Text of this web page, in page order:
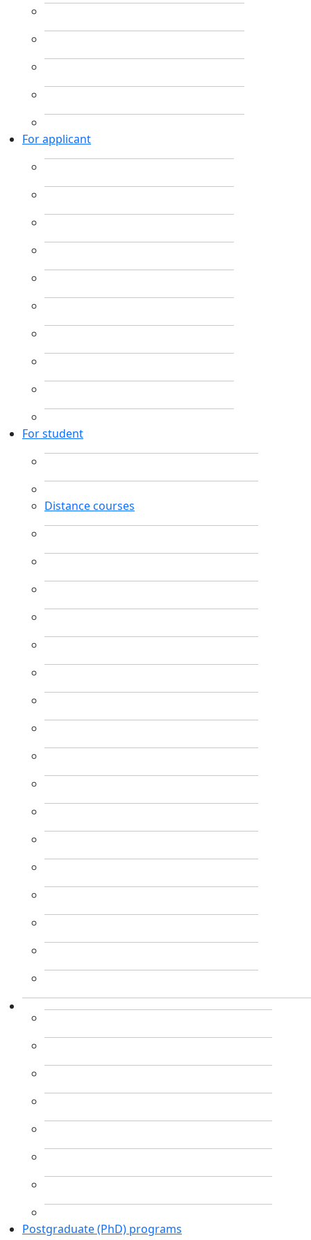
For applicant
For student
Distance courses
Postgraduate (PhD) programs